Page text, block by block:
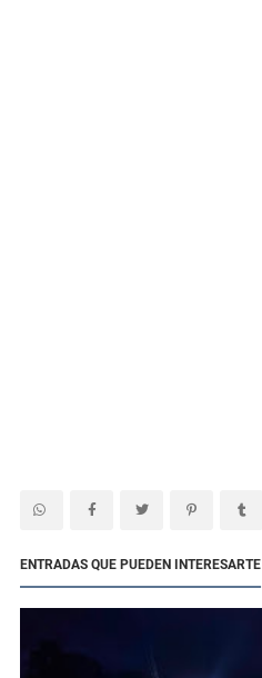
ENTRADAS QUE PUEDEN INTERESARTE